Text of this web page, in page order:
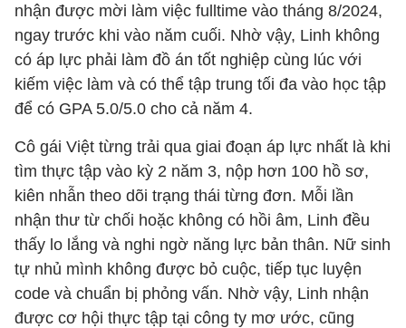
nhận được mời làm việc fulltime vào tháng 8/2024,
ngay trước khi vào năm cuối. Nhờ vậy, Linh không
có áp lực phải làm đồ án tốt nghiệp cùng lúc với
kiếm việc làm và có thể tập trung tối đa vào học tập
để có GPA 5.0/5.0 cho cả năm 4.
Cô gái Việt từng trải qua giai đoạn áp lực nhất là khi
tìm thực tập vào kỳ 2 năm 3, nộp hơn 100 hồ sơ,
kiên nhẫn theo dõi trạng thái từng đơn. Mỗi lần
nhận thư từ chối hoặc không có hồi âm, Linh đều
thấy lo lắng và nghi ngờ năng lực bản thân. Nữ sinh
tự nhủ mình không được bỏ cuộc, tiếp tục luyện
code và chuẩn bị phỏng vấn. Nhờ vậy, Linh nhận
được cơ hội thực tập tại công ty mơ ước, cũng